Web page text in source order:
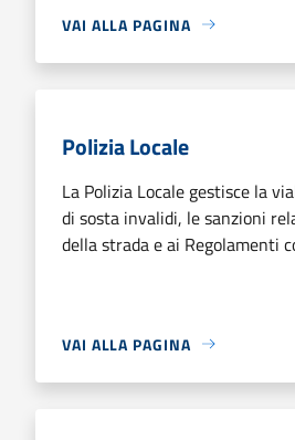
VAI ALLA PAGINA
Polizia Locale
La Polizia Locale gestisce la
di sosta invalidi, le sanzioni
della strada e ai Regolamenti
VAI ALLA PAGINA